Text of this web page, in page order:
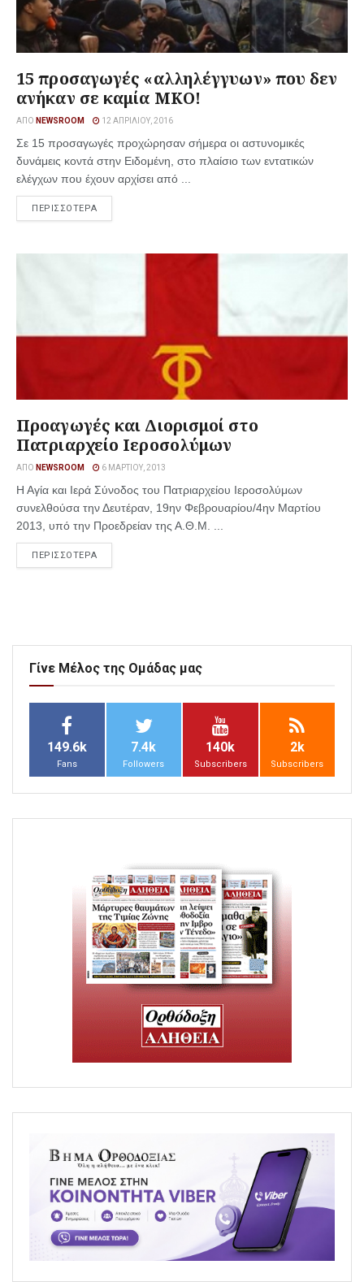
15 προσαγωγές «αλληλέγγυων» που δεν
ανήκαν σε καμία ΜΚΟ!
ΑΠΌ NEWSROOM 12 ΑΠΡΙΛΊΟΥ, 2016
Σε 15 προσαγωγές προχώρησαν σήμερα οι αστυνομικές
δυνάμεις κοντά στην Ειδομένη, στο πλαίσιο των εντατικών
ελέγχων που έχουν αρχίσει από ...
ΠΕΡΙΣΣΟΤΕΡΑ
Προαγωγές και Διορισμοί στο
Πατριαρχείο Ιεροσολύμων
ΑΠΌ NEWSROOM 6 ΜΑΡΤΊΟΥ, 2013
Η Αγία και Ιερά Σύνοδος του Πατριαρχείου Ιεροσολύμων
συνελθούσα την Δευτέραν, 19ην Φεβρουαρίου/4ην Μαρτίου
2013, υπό την Προεδρείαν της Α.Θ.Μ. ...
ΠΕΡΙΣΣΟΤΕΡΑ
Γίνε Μέλος της Ομάδας μας
149.6k
Fans
7.4k
Followers
140k
Subscribers
2k
Subscribers